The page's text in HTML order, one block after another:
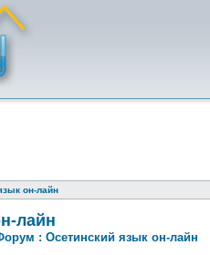
он-лайн
лайн
: Осетинский язык он-лайн